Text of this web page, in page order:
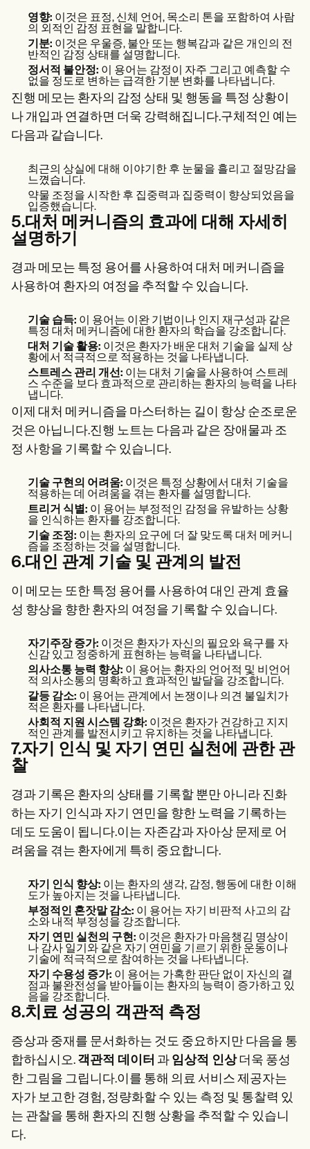
영향: 이것은 표정, 신체 언어, 목소리 톤을 포함하여 사람
의 외적인 감정 표현을 말합니다.
기분: 이것은 우울증, 불안 또는 행복감과 같은 개인의 전
반적인 감정 상태를 설명합니다.
정서적 불안정: 이 용어는 감정이 자주 그리고 예측할 수
없을 정도로 변하는 급격한 기분 변화를 나타냅니다.
진행 메모는 환자의 감정 상태 및 행동을 특정 상황이
나 개입과 연결하면 더욱 강력해집니다.구체적인 예는
다음과 같습니다.
최근의 상실에 대해 이야기한 후 눈물을 흘리고 절망감을
느꼈습니다.
약물 조정을 시작한 후 집중력과 집중력이 향상되었음을
입증했습니다.
5.대처 메커니즘의 효과에 대해 자세히
설명하기
경과 메모는 특정 용어를 사용하여 대처 메커니즘을
사용하여 환자의 여정을 추적할 수 있습니다.
기술 습득: 이 용어는 이완 기법이나 인지 재구성과 같은
특정 대처 메커니즘에 대한 환자의 학습을 강조합니다.
대처 기술 활용: 이것은 환자가 배운 대처 기술을 실제 상
황에서 적극적으로 적용하는 것을 나타냅니다.
스트레스 관리 개선: 이는 대처 기술을 사용하여 스트레
스 수준을 보다 효과적으로 관리하는 환자의 능력을 나타
냅니다.
이제 대처 메커니즘을 마스터하는 길이 항상 순조로운
것은 아닙니다.진행 노트는 다음과 같은 장애물과 조
정 사항을 기록할 수 있습니다.
기술 구현의 어려움: 이것은 특정 상황에서 대처 기술을
적용하는 데 어려움을 겪는 환자를 설명합니다.
트리거 식별: 이 용어는 부정적인 감정을 유발하는 상황
을 인식하는 환자를 강조합니다.
기술 조정: 이는 환자의 요구에 더 잘 맞도록 대처 메커니
즘을 조정하는 것을 설명합니다.
6.대인 관계 기술 및 관계의 발전
이 메모는 또한 특정 용어를 사용하여 대인 관계 효율
성 향상을 향한 환자의 여정을 기록할 수 있습니다.
자기주장 증가: 이것은 환자가 자신의 필요와 욕구를 자
신감 있고 정중하게 표현하는 능력을 나타냅니다.
의사소통 능력 향상: 이 용어는 환자의 언어적 및 비언어
적 의사소통의 명확하고 효과적인 발달을 강조합니다.
갈등 감소: 이 용어는 관계에서 논쟁이나 의견 불일치가
적은 환자를 나타냅니다.
사회적 지원 시스템 강화: 이것은 환자가 건강하고 지지
적인 관계를 발전시키고 유지하는 것을 나타냅니다.
7.자기 인식 및 자기 연민 실천에 관한 관
찰
경과 기록은 환자의 상태를 기록할 뿐만 아니라 진화
하는 자기 인식과 자기 연민을 향한 노력을 기록하는
데도 도움이 됩니다.이는 자존감과 자아상 문제로 어
려움을 겪는 환자에게 특히 중요합니다.
자기 인식 향상: 이는 환자의 생각, 감정, 행동에 대한 이해
도가 높아지는 것을 나타냅니다.
부정적인 혼잣말 감소: 이 용어는 자기 비판적 사고의 감
소와 내적 부정성을 강조합니다.
자기 연민 실천의 구현: 이것은 환자가 마음챙김 명상이
나 감사 일기와 같은 자기 연민을 기르기 위한 운동이나
기술에 적극적으로 참여하는 것을 나타냅니다.
자기 수용성 증가: 이 용어는 가혹한 판단 없이 자신의 결
점과 불완전성을 받아들이는 환자의 능력이 증가하고 있
음을 강조합니다.
8.치료 성공의 객관적 측정
증상과 중재를 문서화하는 것도 중요하지만 다음을 통
합하십시오. 객관적 데이터 과 임상적 인상더욱 풍성
한 그림을 그립니다.이를 통해 의료 서비스 제공자는
자가 보고한 경험, 정량화할 수 있는 측정 및 통찰력 있
는 관찰을 통해 환자의 진행 상황을 추적할 수 있습니
다.